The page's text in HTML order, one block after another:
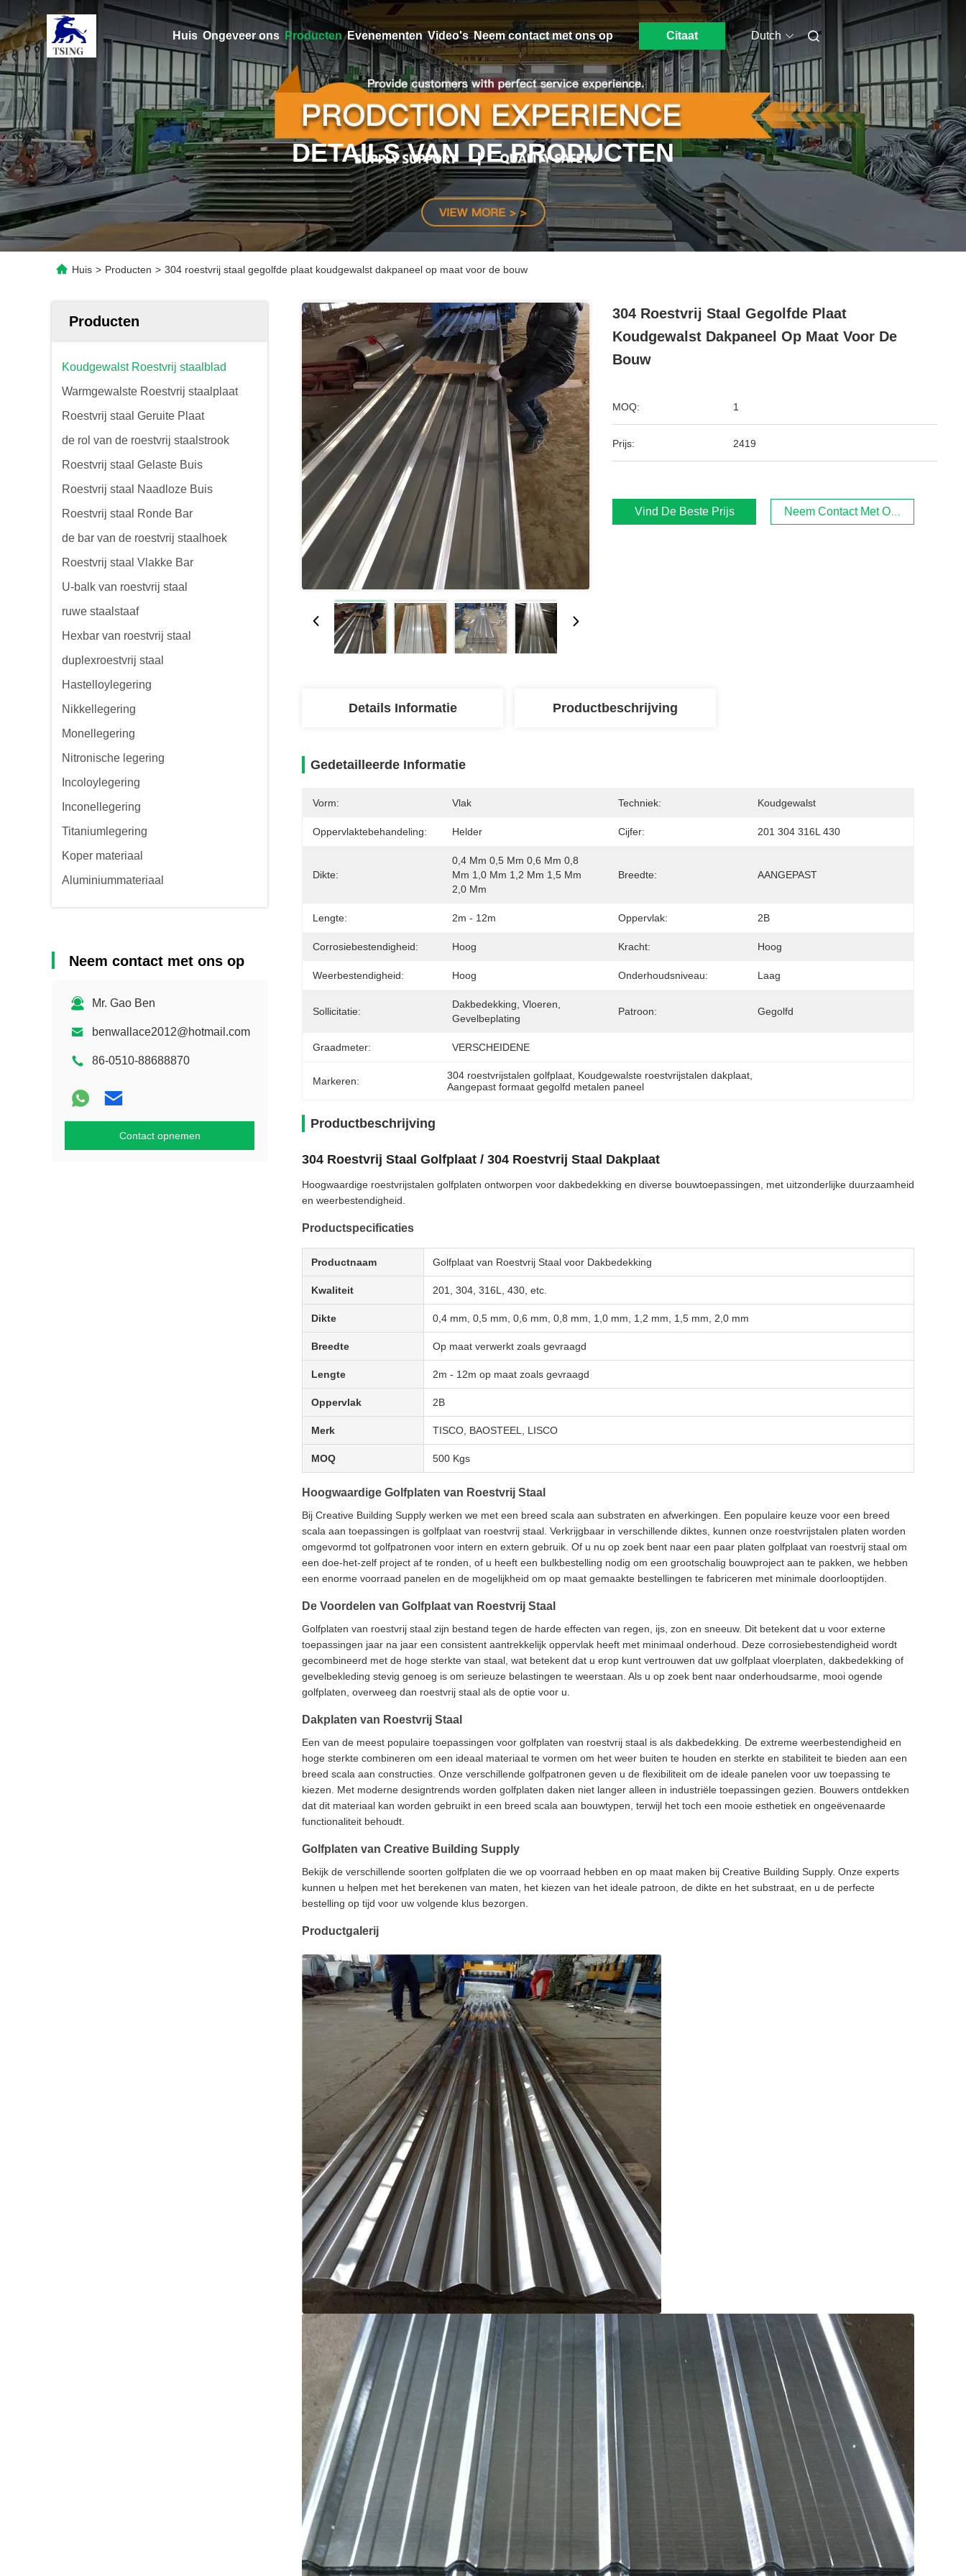
Huis Ongeveer ons Producten Evenementen Video's Neem contact met ons op Citaat Dutch
DETAILS VAN DE PRODUCTEN
Huis > Producten > 304 roestvrij staal gegolfde plaat koudgewalst dakpaneel op maat voor de bouw
Producten
Koudgewalst Roestvrij staalblad
Warmgewalste Roestvrij staalplaat
Roestvrij staal Geruite Plaat
de rol van de roestvrij staalstrook
Roestvrij staal Gelaste Buis
Roestvrij staal Naadloze Buis
Roestvrij staal Ronde Bar
de bar van de roestvrij staalhoek
Roestvrij staal Vlakke Bar
U-balk van roestvrij staal
ruwe staalstaaf
Hexbar van roestvrij staal
duplexroestvrij staal
Hastelloylegering
Nikkellegering
Monellegering
Nitronische legering
Incoloylegering
Inconellegering
Titaniumlegering
Koper materiaal
Aluminiummateriaal
Neem contact met ons op
Mr. Gao Ben
benwallace2012@hotmail.com
86-0510-88688870
Contact opnemen
304 Roestvrij Staal Gegolfde Plaat
Koudgewalst Dakpaneel Op Maat Voor De
Bouw
MOQ: 1
Prijs: 2419
Vind De Beste Prijs Neem Contact Met Ons Op
Details Informatie Productbeschrijving
Gedetailleerde Informatie
Vorm: Vlak Techniek: Koudgewalst
Oppervlaktebehandeling: Helder Cijfer: 201 304 316L 430
Dikte:
0,4 Mm 0,5 Mm 0,6 Mm 0,8
Mm 1,0 Mm 1,2 Mm 1,5 Mm
2,0 Mm
Breedte: AANGEPAST
Lengte: 2m - 12m Oppervlak: 2B
Corrosiebestendigheid: Hoog Kracht: Hoog
Weerbestendigheid: Hoog Onderhoudsniveau: Laag
Sollicitatie:
Dakbedekking, Vloeren,
Gevelbeplating
Patroon: Gegolfd
Graadmeter: VERSCHEIDENE
Markeren: 304 roestvrijstalen golfplaat Koudgewalste roestvrijstalen dakplaat
Aangepast formaat gegolfd metalen paneel
Productbeschrijving
304 Roestvrij Staal Golfplaat / 304 Roestvrij Staal Dakplaat
Hoogwaardige roestvrijstalen golfplaten ontworpen voor dakbedekking en diverse bouwtoepassingen, met uitzonderlijke duurzaamheid
en weerbestendigheid.
Productspecificaties
Productnaam Golfplaat van Roestvrij Staal voor Dakbedekking
Kwaliteit 201, 304, 316L, 430, etc.
Dikte 0,4 mm, 0,5 mm, 0,6 mm, 0,8 mm, 1,0 mm, 1,2 mm, 1,5 mm, 2,0 mm
Breedte Op maat verwerkt zoals gevraagd
Lengte 2m - 12m op maat zoals gevraagd
Oppervlak 2B
Merk TISCO, BAOSTEEL, LISCO
MOQ 500 Kgs
Hoogwaardige Golfplaten van Roestvrij Staal
Bij Creative Building Supply werken we met een breed scala aan substraten en afwerkingen. Een populaire keuze voor een breed
scala aan toepassingen is golfplaat van roestvrij staal. Verkrijgbaar in verschillende diktes, kunnen onze roestvrijstalen platen worden
omgevormd tot golfpatronen voor intern en extern gebruik. Of u nu op zoek bent naar een paar platen golfplaat van roestvrij staal om
een doe-het-zelf project af te ronden, of u heeft een bulkbestelling nodig om een grootschalig bouwproject aan te pakken, we hebben
een enorme voorraad panelen en de mogelijkheid om op maat gemaakte bestellingen te fabriceren met minimale doorlooptijden.
De Voordelen van Golfplaat van Roestvrij Staal
Golfplaten van roestvrij staal zijn bestand tegen de harde effecten van regen, ijs, zon en sneeuw. Dit betekent dat u voor externe
toepassingen jaar na jaar een consistent aantrekkelijk oppervlak heeft met minimaal onderhoud. Deze corrosiebestendigheid wordt
gecombineerd met de hoge sterkte van staal, wat betekent dat u erop kunt vertrouwen dat uw golfplaat vloerplaten, dakbedekking of
gevelbekleding stevig genoeg is om serieuze belastingen te weerstaan. Als u op zoek bent naar onderhoudsarme, mooi ogende
golfplaten, overweeg dan roestvrij staal als de optie voor u.
Dakplaten van Roestvrij Staal
Een van de meest populaire toepassingen voor golfplaten van roestvrij staal is als dakbedekking. De extreme weerbestendigheid en
hoge sterkte combineren om een ideaal materiaal te vormen om het weer buiten te houden en sterkte en stabiliteit te bieden aan een
breed scala aan constructies. Onze verschillende golfpatronen geven u de flexibiliteit om de ideale panelen voor uw toepassing te
kiezen. Met moderne designtrends worden golfplaten daken niet langer alleen in industriële toepassingen gezien. Bouwers ontdekken
dat dit materiaal kan worden gebruikt in een breed scala aan bouwtypen, terwijl het toch een mooie esthetiek en ongeëvenaarde
functionaliteit behoudt.
Golfplaten van Creative Building Supply
Bekijk de verschillende soorten golfplaten die we op voorraad hebben en op maat maken bij Creative Building Supply. Onze experts
kunnen u helpen met het berekenen van maten, het kiezen van het ideale patroon, de dikte en het substraat, en u de perfecte
bestelling op tijd voor uw volgende klus bezorgen.
Productgalerij